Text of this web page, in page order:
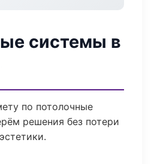
системы в
по потолочные
решения без потери